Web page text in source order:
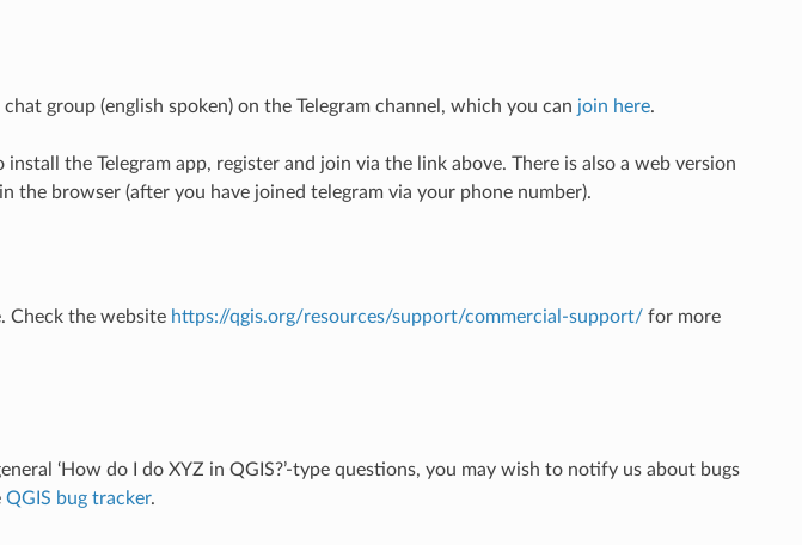
group (english spoken) on the Telegram channel, which you can join here.
the Telegram app, register and join via the link above. There is also a web version
the browser (after you have joined telegram via your phone number).
Check the website https://qgis.org/resources/support/commercial-support/for more
‘How do I do XYZ in QGIS?’-type questions, you may wish to notify us about bugs
QGIS bug tracker.